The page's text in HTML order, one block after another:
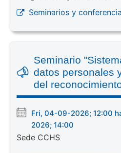
Seminarios y
Seminario
datos personales
del
Fri, 04-09-2026; 12:00
2026; 14:00
Sede CCHS